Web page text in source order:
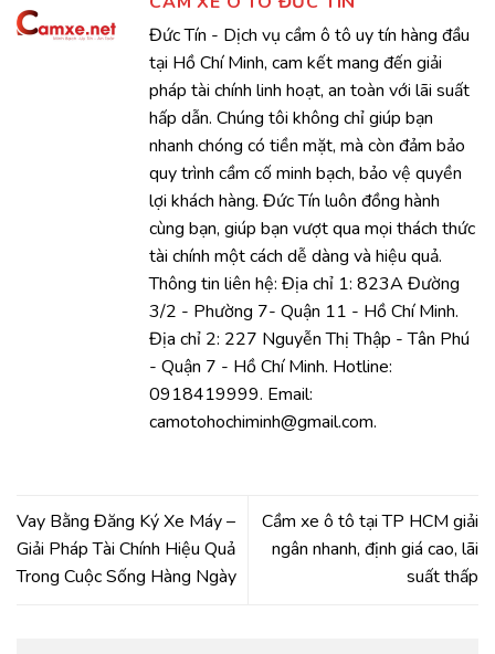
Đức Tín - Dịch vụ cầm ô tô uy tín hàng đầu
tại Hồ Chí Minh, cam kết mang đến giải
pháp tài chính linh hoạt, an toàn với lãi suất
hấp dẫn. Chúng tôi không chỉ giúp bạn
nhanh chóng có tiền mặt, mà còn đảm bảo
quy trình cầm cố minh bạch, bảo vệ quyền
lợi khách hàng. Đức Tín luôn đồng hành
cùng bạn, giúp bạn vượt qua mọi thách thức
tài chính một cách dễ dàng và hiệu quả.
Thông tin liên hệ: Địa chỉ 1: 823A Đường
3/2 - Phường 7- Quận 11 - Hồ Chí Minh.
Địa chỉ 2: 227 Nguyễn Thị Thập - Tân Phú
- Quận 7 - Hồ Chí Minh. Hotline:
0918419999. Email:
camotohochiminh@gmail.com.
Vay Bằng Đăng Ký Xe Máy –
Giải Pháp Tài Chính Hiệu Quả
Trong Cuộc Sống Hàng Ngày
Cầm xe ô tô tại TP HCM giải
ngân nhanh, định giá cao, lãi
suất thấp